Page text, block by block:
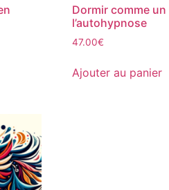
Dormir comme
l’autohypnose
47.00€
Ajouter au panier